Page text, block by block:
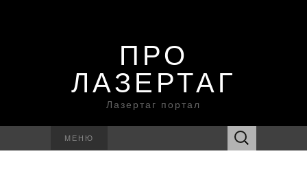
ПРО
ЛАЗЕРТАГ
Лазертаг портал
МЕНЮ Найти: